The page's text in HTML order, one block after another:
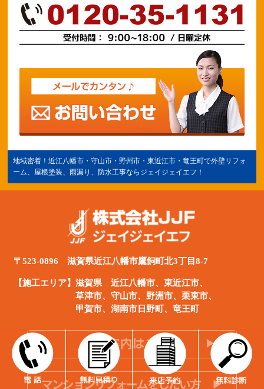
地域密着！近江八幡市 ・守山市・野州市・東近江市 ・竜王町で外壁リフォ
ーム、屋根塗装、雨漏り、防水工事ならジェイジェイエフ！
〒523-0896 滋賀県近江八幡市鷹飼町北3丁目8-7
【施工エリア】滋賀県近江八幡市、東近江市、
草津市、守山市、野洲市、栗東市、
甲賀市、湖南市日野町、竜王町